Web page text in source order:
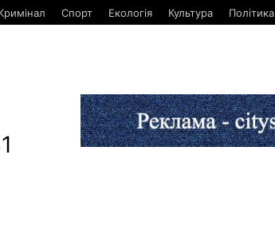
Спорт Екологія Культура Політика